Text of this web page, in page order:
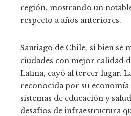
región, mostrando un
respecto a años anteriores.
Santiago de Chile, si bien se
ciudades con mejor calidad
Latina, cayó al tercer lugar.
reconocida por su economía
sistemas de educación y
desafíos de infraestructura